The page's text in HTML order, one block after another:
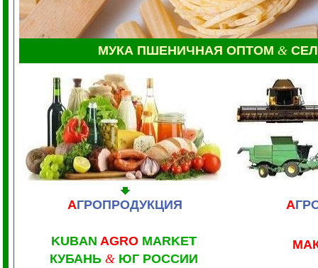
МУКА ПШЕНИЧНАЯ ОПТОМ &
АГРОПРОДУКЦИЯ А
KUBAN AGRO MARKET
КУБАНЬ & ЮГ РОССИИ